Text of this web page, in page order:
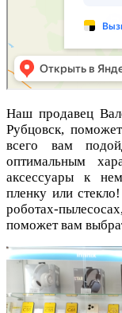
Наш продавец
Рубцовск,
всего вам
оптимальным
аксессуары к
пленку или стекло!
роботах-
поможет вам